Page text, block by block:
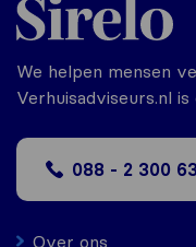
We helpen mensen
Verhuisadviseurs.nl
088 - 2 300
Over ons